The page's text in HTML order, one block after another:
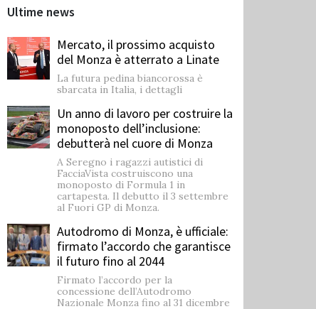
Ultime news
Mercato, il prossimo acquisto
del Monza è atterrato a Linate
La futura pedina biancorossa è
sbarcata in Italia, i dettagli
Un anno di lavoro per costruire la
monoposto dell’inclusione:
debutterà nel cuore di Monza
A Seregno i ragazzi autistici di
FacciaVista costruiscono una
monoposto di Formula 1 in
cartapesta. Il debutto il 3 settembre
al Fuori GP di Monza.
Autodromo di Monza, è ufficiale:
firmato l’accordo che garantisce
il futuro fino al 2044
Firmato l’accordo per la
concessione dell’Autodromo
Nazionale Monza fino al 31 dicembre